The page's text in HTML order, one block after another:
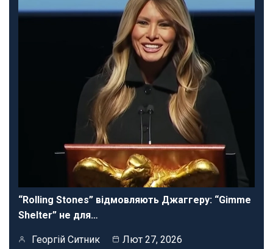
“Rolling Stones” відмовляють Джаггеру: “Gimme
Shelter” не для…
Георгій Ситник Лют 27, 2026